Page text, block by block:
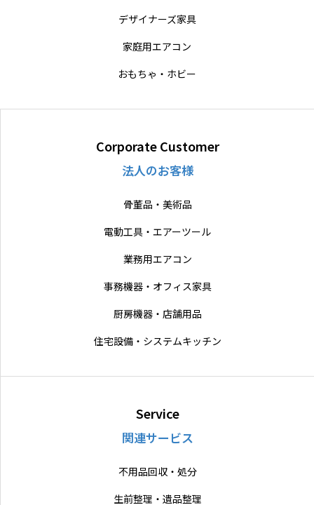
デザイナーズ家具
家庭用エアコン
おもちゃ・ホビー
Corporate Customer
法人のお客様
骨董品・美術品
電動工具・エアーツール
業務用エアコン
事務機器・オフィス家具
厨房機器・店舗用品
住宅設備・システムキッチン
Service
関連サービス
不用品回収・処分
生前整理・遺品整理